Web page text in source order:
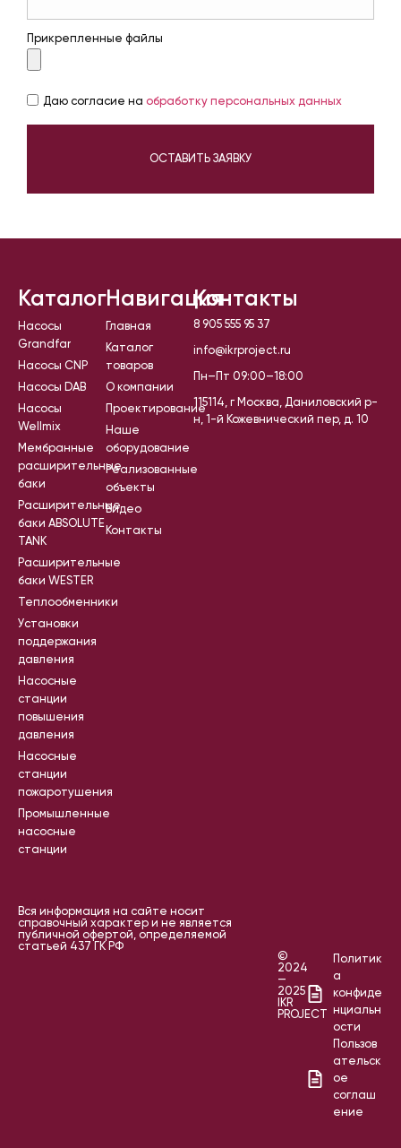
Прикрепленные файлы
Даю согласие на обработку персональных данных
ОСТАВИТЬ ЗАЯВКУ
Каталог
Насосы
Grandfar
Насосы CNP
Насосы DAB
Насосы
Wellmix
Мембранные
расширительные
баки
Расширительные
баки ABSOLUTE
TANK
Расширительные
баки WESTER
Теплообменники
Установки
поддержания
давления
Насосные
станции
повышения
давления
Насосные
станции
пожаротушения
Промышленные
насосные
станции
Навигация
Главная
Каталог
товаров
О компании
Проектирование
Наше
оборудование
Реализованные
объекты
Видео
Контакты
Контакты
8 905 555 95 37
info@ikrproject.ru
Пн–Пт 09:00–18:00
115114, г Москва, Даниловский р-
н, 1-й Кожевнический пер, д. 10
Вся информация на сайте носит
справочный характер и не является
публичной офертой, определяемой
статьей 437 ГК РФ
©
2024
—
2025
IKR
PROJECT
Политик
а
конфиде
нциальн
ости
Пользов
ательск
ое
соглаш
ение